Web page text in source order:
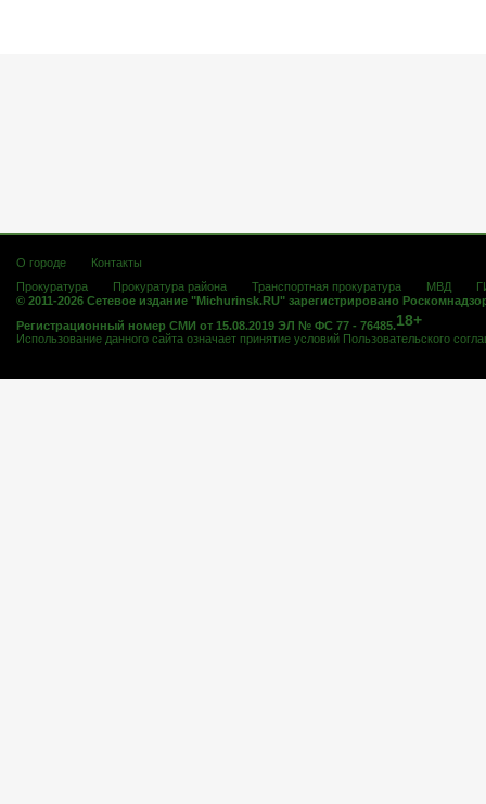
О городе
Контакты
Прокуратура
Прокуратура района Транспортная прокуратура МВД
© 2011-2026 Сетевое издание "Michurinsk.RU" зарегистрировано
Регистрационный номер СМИ от 15.08.2019 ЭЛ № ФС 77 - 76485.18+
Использование данного сайта означает принятие условий Пользовательского